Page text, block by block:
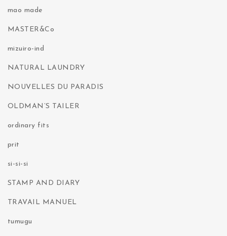
mao made
MASTER&Co
mizuiro-ind
NATURAL LAUNDRY
NOUVELLES DU PARADIS
OLDMAN’S TAILER
ordinary fits
prit
si-si-si
STAMP AND DIARY
TRAVAIL MANUEL
tumugu